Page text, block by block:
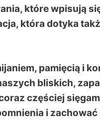
które wpisują
która dotyka
pamięcią i
bliskich,
częściej
i zachować